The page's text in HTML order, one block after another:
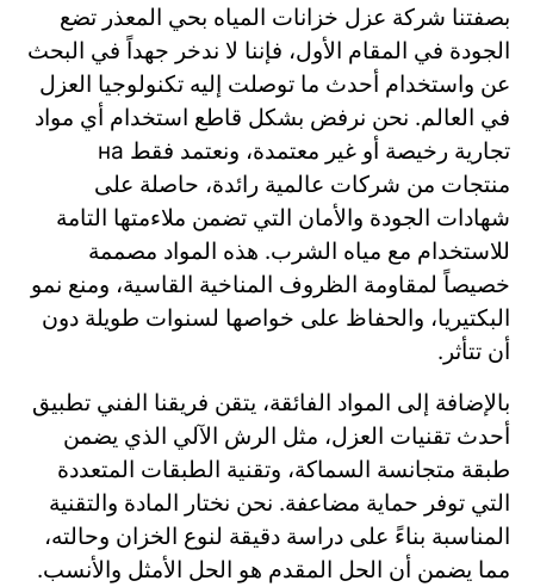
بصفتنا شركة عزل خزانات المياه بحي المعذر تضع
الجودة في المقام الأول، فإننا لا ندخر جهداً في البحث
عن واستخدام أحدث ما توصلت إليه تكنولوجيا العزل
في العالم. نحن نرفض بشكل قاطع استخدام أي مواد
تجارية رخيصة أو غير معتمدة، ونعتمد فقط на
منتجات من شركات عالمية رائدة، حاصلة على
شهادات الجودة والأمان التي تضمن ملاءمتها التامة
للاستخدام مع مياه الشرب. هذه المواد مصممة
خصيصاً لمقاومة الظروف المناخية القاسية، ومنع نمو
البكتيريا، والحفاظ على خواصها لسنوات طويلة دون
أن تتأثر.
بالإضافة إلى المواد الفائقة، يتقن فريقنا الفني تطبيق
أحدث تقنيات العزل، مثل الرش الآلي الذي يضمن
طبقة متجانسة السماكة، وتقنية الطبقات المتعددة
التي توفر حماية مضاعفة. نحن نختار المادة والتقنية
المناسبة بناءً على دراسة دقيقة لنوع الخزان وحالته،
مما يضمن أن الحل المقدم هو الحل الأمثل والأنسب.